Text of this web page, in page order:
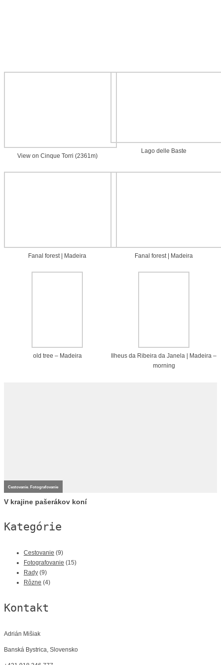
View on Cinque Torri (2361m)
Lago delle Baste
Fanal forest | Madeira Fanal forest | Madeira
old tree – Madeira
Ilheus da Ribeira da Janela | Madeira –
morning
Cestovanie ,Fotografovanie
V krajine pašerákov koní
Kategórie
Cestovanie (9)
Fotografovanie (15)
Rady (9)
Rôzne (4)
Kontakt
Adrián Mišiak
Banská Bystrica, Slovensko